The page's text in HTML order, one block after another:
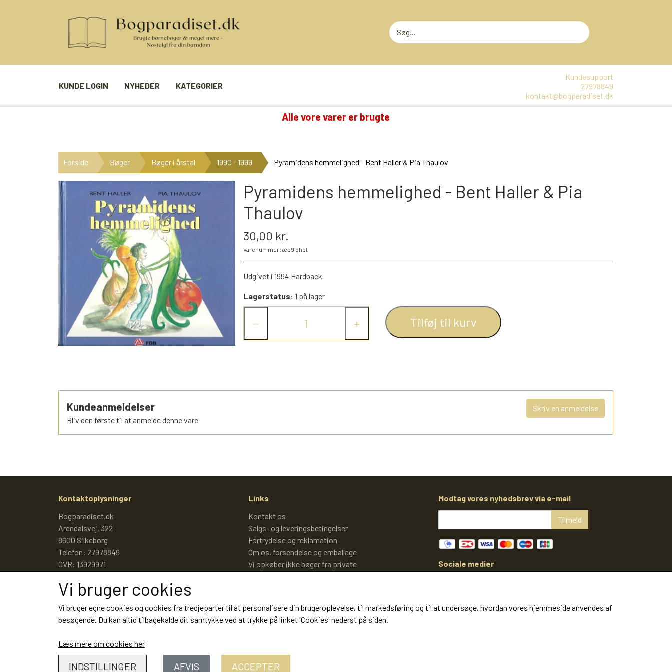
KUNDE LOGIN NYHEDER KATEGORIER
BØGER I SERIE
BØGER I ÅRSTAL
UDVALGTE FORFATTERE
BILLED- / LOTTERI
LUDO
FIRKORT
ALLE DE ANDRE SPIL
GAMMELT LEGETØJ
KINDERÆG TILBEHØR
MINI-KØBMANDSVARER
PEZ DISPENSERE
SMÅ FIGURER
MEGET SLIDTE BØGER
NYHEDER
Kundesupport
27978849
kontakt@bogparadiset.dk
Alle vore varer er brugte
Forside Bøger Bøger i årstal 1990 - 1999 Pyramidens hemmelighed - Bent Haller & Pia Thaulov
Pyramidens hemmelighed - Bent Haller & Pia
Thaulov
30,00 kr.
Varenummer: æb9 phbt
Udgivet i 1994 Hardback
Lagerstatus: 1 på lager
− + Tilføj til kurv
Skriv en anmeldelse
Kundeanmeldelser
Bliv den første til at anmelde denne vare
Kontaktoplysninger
Bogparadiset.dk
Arendalsvej, 322
8600 Silkeborg
Telefon: 27978849
CVR: 13929971
Links
Kontakt os
Salgs- og leveringsbetingelser
Fortrydelse og reklamation
Om os, forsendelse og emballage
Vi opkøber ikke bøger fra private
Modtag vores nyhedsbrev via e-mail
Tilmeld
Sociale medier
Vi bruger cookies
Vi bruger egne cookies og cookies fra tredjeparter til at personalisere din brugeroplevelse, til markedsføring og til at undersøge, hvordan vores hjemmeside anvendes af
besøgende. Du kan altid tilbagekalde dit samtykke ved at trykke på linket 'Cookies' nederst på siden.
Læs mere om cookies her
INDSTILLINGER AFVIS ACCEPTER